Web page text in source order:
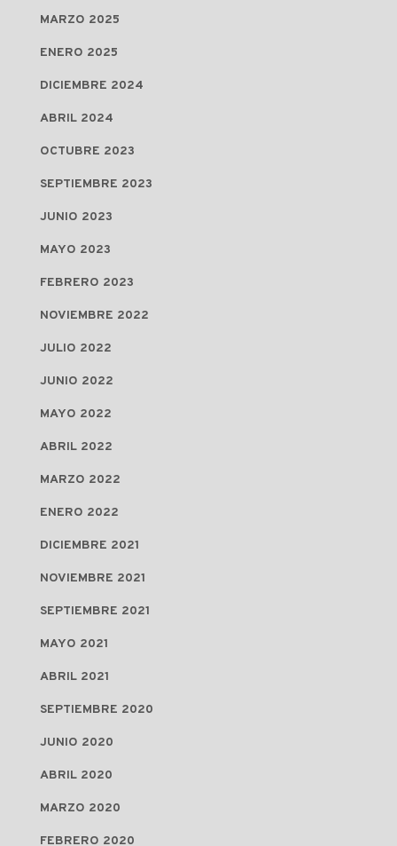
MARZO 2025
ENERO 2025
DICIEMBRE 2024
ABRIL 2024
OCTUBRE 2023
SEPTIEMBRE 2023
JUNIO 2023
MAYO 2023
FEBRERO 2023
NOVIEMBRE 2022
JULIO 2022
JUNIO 2022
MAYO 2022
ABRIL 2022
MARZO 2022
ENERO 2022
DICIEMBRE 2021
NOVIEMBRE 2021
SEPTIEMBRE 2021
MAYO 2021
ABRIL 2021
SEPTIEMBRE 2020
JUNIO 2020
ABRIL 2020
MARZO 2020
FEBRERO 2020